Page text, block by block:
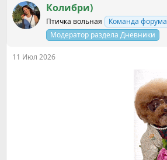
к
ц
и
Колибри)
Птичка вольная Команда форума
Модератор раздела Дневники
11 Июл 2026